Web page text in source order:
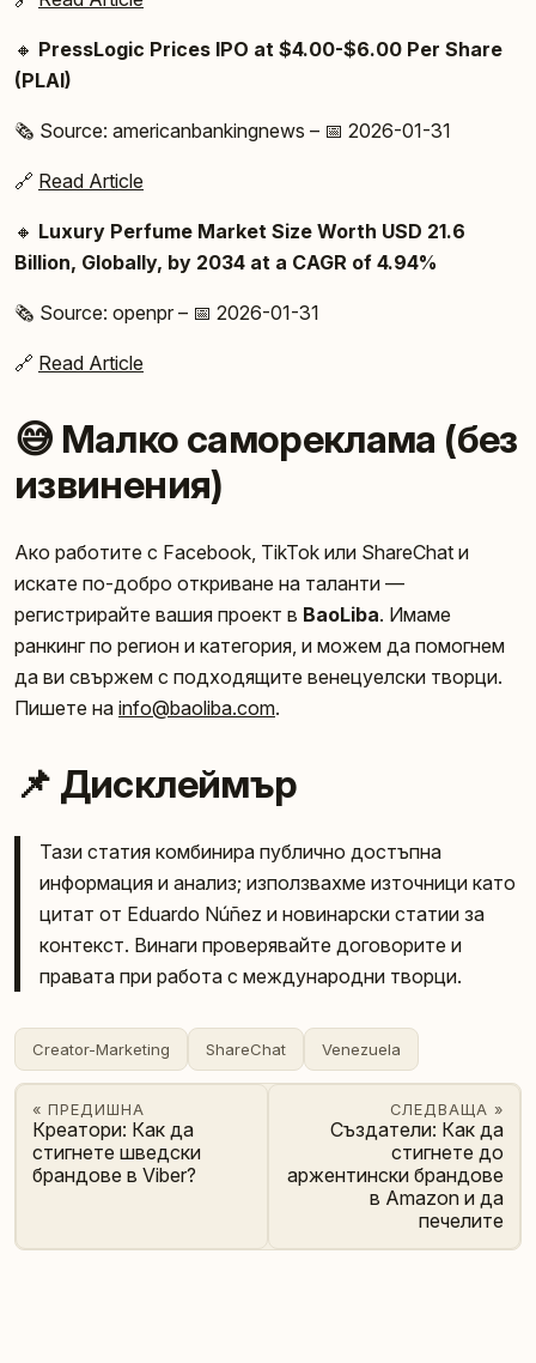
🔸 PressLogic Prices IPO at $4.00-$6.00 Per Share
(PLAI)
🗞️ Source: americanbankingnews – 📅 2026-01-31
🔗 Read Article
🔸 Luxury Perfume Market Size Worth USD 21.6
Billion, Globally, by 2034 at a CAGR of 4.94%
🗞️ Source: openpr – 📅 2026-01-31
🔗 Read Article
😅 Малко самореклама (без
извинения)
Ако работите с Facebook, TikTok или ShareChat и
искате по-добро откриване на таланти —
регистрирайте вашия проект в BaoLiba. Имаме
ранкинг по регион и категория, и можем да помогнем
да ви свържем с подходящите венецуелски творци.
Пишете на info@baoliba.com.
📌 Дисклеймър
Тази статия комбинира публично достъпна
информация и анализ; използвахме източници като
цитат от Eduardo Núñez и новинарски статии за
контекст. Винаги проверявайте договорите и
правата при работа с международни творци.
Creator-Marketing ShareChat Venezuela
« ПРЕДИШНА
Креатори: Как да
стигнете шведски
брандове в Viber?
СЛЕДВАЩА »
Създатели: Как да
стигнете до
аржентински брандове
в Amazon и да
печелите